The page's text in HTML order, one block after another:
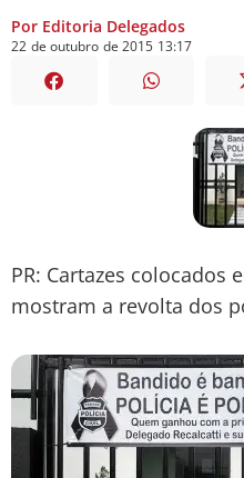
Por Editoria Delegados
22 de outubro de 2015 13:17
PR: Cartazes colocados
mostram a revolta dos